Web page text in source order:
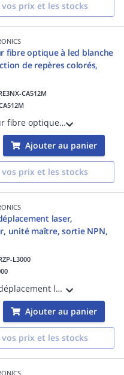
prix et les stocks
fibre optique à led blanche
de repères colorés,
CA512M
Amplificateur fibre optique à led blanche pour la détection de repères colorés, sortie PNP, Smart Tuning, câble 2m
Ajouter au panier
prix et les stocks
laser,
unité maître, sortie NPN,
L3000
Capteur de déplacement laser, amplificateur, unité maître, sortie NPN, sortie analogique
Ajouter au panier
prix et les stocks